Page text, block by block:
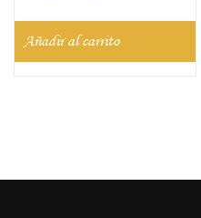
Añadir al carrito